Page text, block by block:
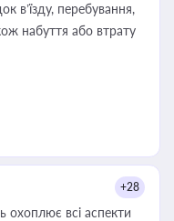
в’їзду, перебування,
набуття або втрату
+28
охоплює всі аспекти